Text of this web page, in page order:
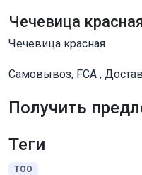
Чечевица
Чечевица красная
Самовывоз, FCA ,
Получить
Теги
ТОО